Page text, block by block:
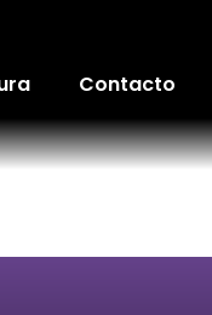
Contacto